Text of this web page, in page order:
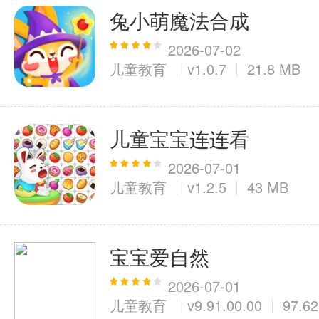
兔小萌魔法合成
2026-07-02
儿童教育
v1.0.7 21.8 MB
儿童宝宝连连看
2026-07-01
儿童教育
v1.2.5 43 MB
宝宝爱自然
2026-07-01
儿童教育
v9.91.00.00